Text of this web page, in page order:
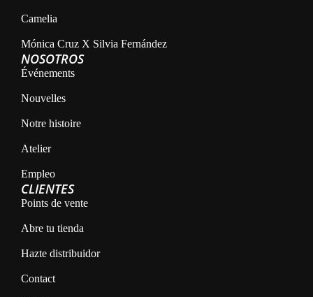
Camelia
Mónica Cruz X Silvia Fernández
NOSOTROS
Événements
Nouvelles
Notre histoire
Atelier
Empleo
CLIENTES
Points de vente
Abre tu tienda
Hazte distribuidor
Contact